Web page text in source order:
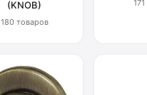
(KNOB)
180 товаров